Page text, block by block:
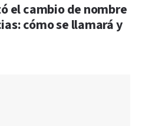
el cambio de nombre
cómo se llamará y